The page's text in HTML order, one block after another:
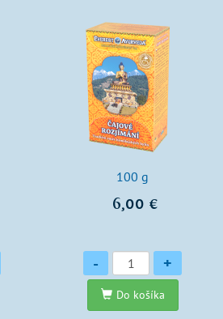
100 g
6,00 €
Množstvo
- +
Do košíka